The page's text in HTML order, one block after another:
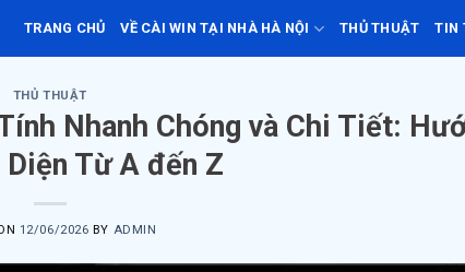
TRANG CHỦ VỀ CÀI WIN TẠI NHÀ HÀ NỘI THỦ THUẬT TIN
THỦ THUẬT
Nhanh Chóng và Chi Tiết:
Diện Từ A đến Z
12/06/2026 BY ADMIN